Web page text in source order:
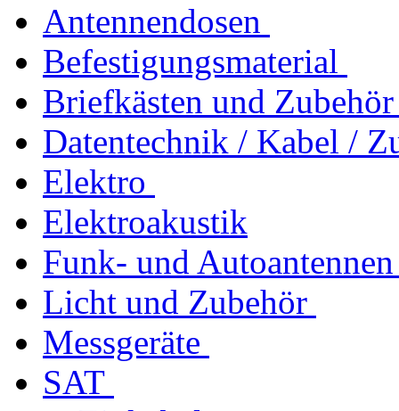
Antennendosen
Befestigungsmaterial
Briefkästen und Zubehör
Datentechnik / Kabel /
Elektro
Elektroakustik
Funk- und Autoantennen
Licht und Zubehör
Messgeräte
SAT